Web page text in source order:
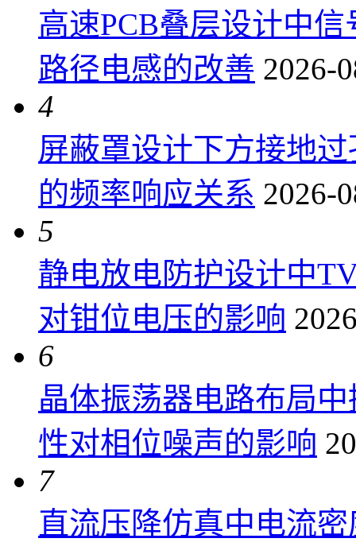
高速PCB叠层设计中
路径电感的改善 2026-
4
屏蔽罩设计下方接地
的频率响应关系 2026-
5
静电放电防护设计中
对钳位电压的影响
6
晶体振荡器电路布局
性对相位噪声的影响
7
直流压降仿真中电流